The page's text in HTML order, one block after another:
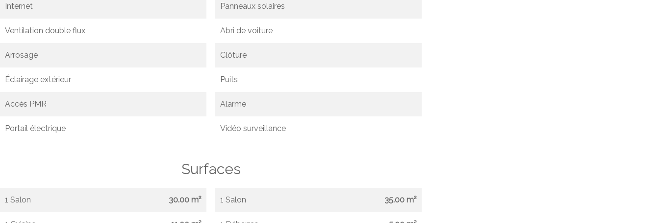
Internet Panneaux solaires
Ventilation double flux Abri de voiture
Arrosage Clôture
Éclairage extérieur Puits
Accès PMR Alarme
Portail électrique Vidéo surveillance
Surfaces
1 Salon 30.00 m² 1 Salon 35.00 m²